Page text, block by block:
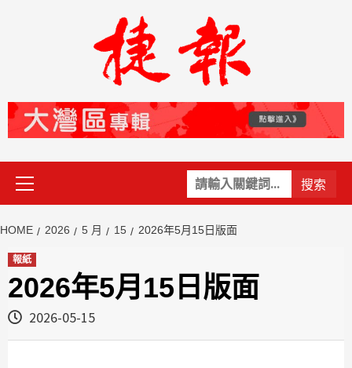
關
鍵
Primary
Menu
HOME 2026 5 月 15 2026年5月15日版面
報紙
2026年5月15日版面
2026-05-15